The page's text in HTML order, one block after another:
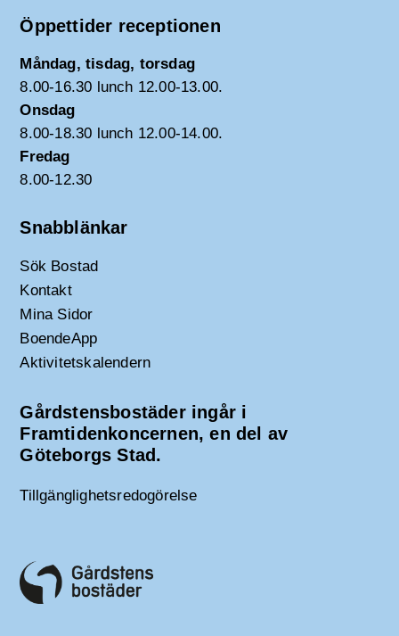
Öppettider receptionen
Måndag, tisdag, torsdag
8.00-16.30 lunch 12.00-13.00.
Onsdag
8.00-18.30 lunch 12.00-14.00.
Fredag
8.00-12.30
Snabblänkar
Sök Bostad
Kontakt
Mina Sidor
BoendeApp
Aktivitetskalendern
Gårdstensbostäder ingår i
Framtidenkoncernen, en del av
Göteborgs Stad.
Tillgänglighetsredogörelse